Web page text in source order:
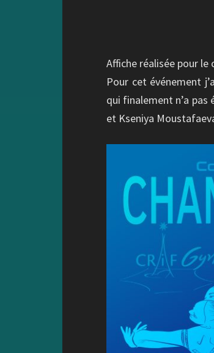
Affiche réalisée pour
Pour cet événement
qui finalement n’a pas
et Kseniya